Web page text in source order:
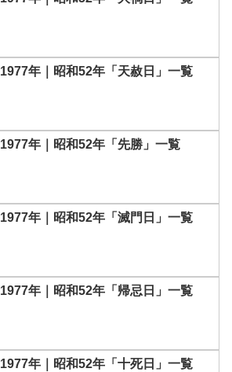
1977年｜昭和52年「天赦日」一覧
1977年｜昭和52年「先勝」一覧
1977年｜昭和52年「滅門日」一覧
1977年｜昭和52年「帰忌日」一覧
1977年｜昭和52年「十死日」一覧